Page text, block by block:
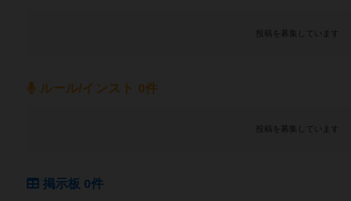
投稿を募集しています
ルール/インスト 0件
投稿を募集しています
掲示板 0件